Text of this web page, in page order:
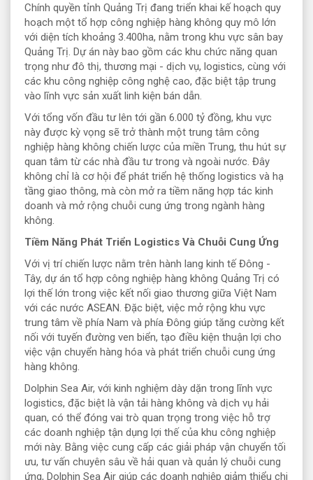
Chính quyền tỉnh Quảng Trị đang triển khai kế hoạch quy
hoạch một tổ hợp công nghiệp hàng không quy mô lớn
với diện tích khoảng 3.400ha, nằm trong khu vực sân bay
Quảng Trị. Dự án này bao gồm các khu chức năng quan
trọng như đô thị, thương mại - dịch vụ, logistics, cùng với
các khu công nghiệp công nghệ cao, đặc biệt tập trung
vào lĩnh vực sản xuất linh kiện bán dẫn.
Với tổng vốn đầu tư lên tới gần 6.000 tỷ đồng, khu vực
này được kỳ vọng sẽ trở thành một trung tâm công
nghiệp hàng không chiến lược của miền Trung, thu hút sự
quan tâm từ các nhà đầu tư trong và ngoài nước. Đây
không chỉ là cơ hội để phát triển hệ thống logistics và hạ
tầng giao thông, mà còn mở ra tiềm năng hợp tác kinh
doanh và mở rộng chuỗi cung ứng trong ngành hàng
không.
Tiềm Năng Phát Triển Logistics Và Chuỗi Cung Ứng
Với vị trí chiến lược nằm trên hành lang kinh tế Đông -
Tây, dự án tổ hợp công nghiệp hàng không Quảng Trị có
lợi thế lớn trong việc kết nối giao thương giữa Việt Nam
với các nước ASEAN. Đặc biệt, việc mở rộng khu vực
trung tâm về phía Nam và phía Đông giúp tăng cường kết
nối với tuyến đường ven biển, tạo điều kiện thuận lợi cho
việc vận chuyển hàng hóa và phát triển chuỗi cung ứng
hàng không.
Dolphin Sea Air, với kinh nghiệm dày dặn trong lĩnh vực
logistics, đặc biệt là vận tải hàng không và dịch vụ hải
quan, có thể đóng vai trò quan trọng trong việc hỗ trợ
các doanh nghiệp tận dụng lợi thế của khu công nghiệp
mới này. Bằng việc cung cấp các giải pháp vận chuyển tối
ưu, tư vấn chuyên sâu về hải quan và quản lý chuỗi cung
ứng, Dolphin Sea Air giúp các doanh nghiệp giảm thiểu chi